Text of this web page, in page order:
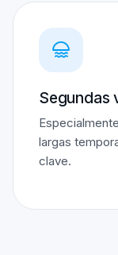
Segundas
largas
clave.